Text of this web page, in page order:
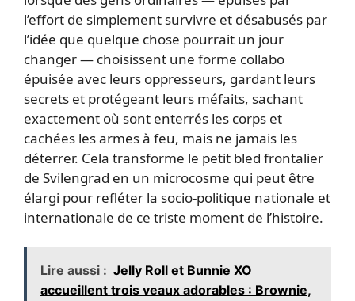
l’effort de simplement survivre et désabusés par
l’idée que quelque chose pourrait un jour
changer — choisissent une forme collabo
épuisée avec leurs oppresseurs, gardant leurs
secrets et protégeant leurs méfaits, sachant
exactement où sont enterrés les corps et
cachées les armes à feu, mais ne jamais les
déterrer. Cela transforme le petit bled frontalier
de Svilengrad en un microcosme qui peut être
élargi pour refléter la socio-politique nationale et
internationale de ce triste moment de l’histoire.
Lire aussi : Jelly Roll et Bunnie XO
accueillent trois veaux adorables : Brownie,